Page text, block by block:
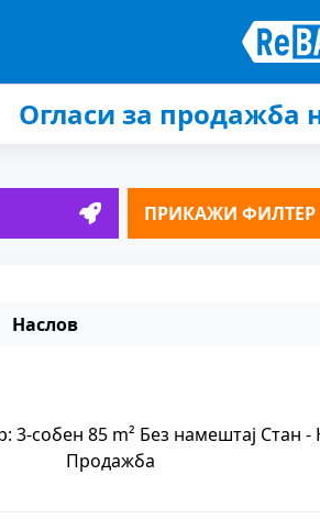
Огласи за продажба
ПРИКАЖИ ФИЛТЕР
Наслов
3-собен 85 m² Без намештај Стан -
Продажба